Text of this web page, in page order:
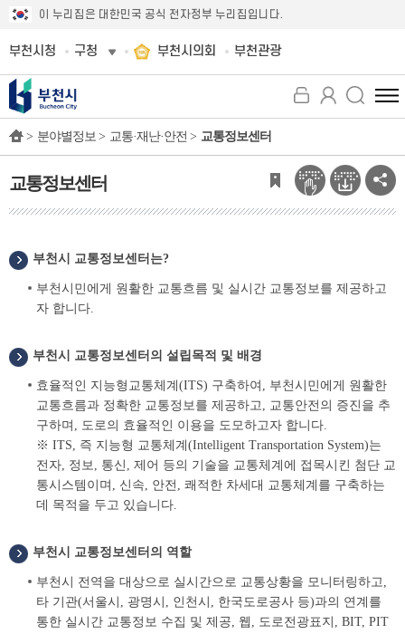
이 누리집은 대한민국 공식 전자정부 누리집입니다.
부천시청 구청 부천시의회 부천관광
전
체
뉴
보
기
> 분야별정보 > 교통·재난·안전 > 교통정보센터
교통정보센터
부천시 교통정보센터는?
부천시민에게 원활한 교통흐름 및 실시간 교통정보를 제공하고
자 합니다.
부천시 교통정보센터의 설립목적 및 배경
효율적인 지능형교통체계(ITS) 구축하여, 부천시민에게 원활한
교통흐름과 정확한 교통정보를 제공하고, 교통안전의 증진을 추
구하며, 도로의 효율적인 이용을 도모하고자 합니다.
※ ITS, 즉 지능형 교통체계(Intelligent Transportation System)는
전자, 정보, 통신, 제어 등의 기술을 교통체계에 접목시킨 첨단 교
통시스템이며, 신속, 안전, 쾌적한 차세대 교통체계를 구축하는
데 목적을 두고 있습니다.
부천시 교통정보센터의 역할
부천시 전역을 대상으로 실시간으로 교통상황을 모니터링하고,
타 기관(서울시, 광명시, 인천시, 한국도로공사 등)과의 연계를
통한 실시간 교통정보 수집 및 제공, 웹, 도로전광표지, BIT, PIT